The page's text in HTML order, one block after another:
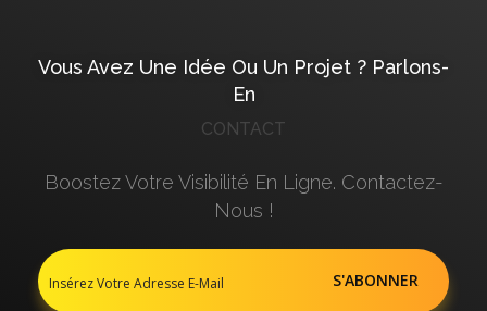
Vous Avez Une Idée Ou Un Projet ? Parlons-
En
CONTACT
Boostez Votre Visibilité En Ligne. Contactez-
Nous !